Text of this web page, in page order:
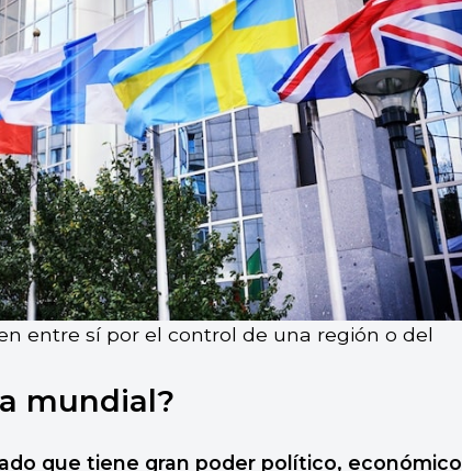
entre sí por el control de una región o del
mundial?
que tiene gran poder político, económico